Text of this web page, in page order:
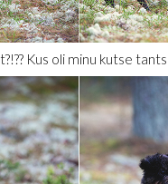
Kus oli minu kutse